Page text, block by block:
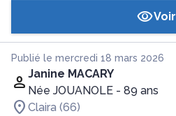
Voir
Publié le mercredi 18 mars 2026
Janine MACARY
Née JOUANOLE - 89 ans
Claira (66)